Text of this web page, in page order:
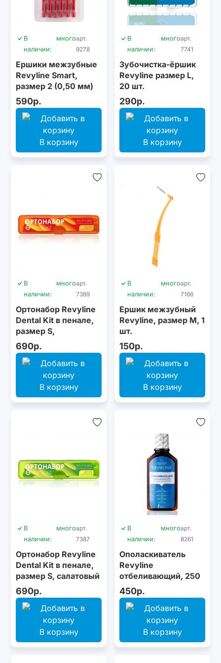
В
наличии:
многоарт.
9278
Ершики межзубные
Revyline Smart,
размер 2 (0,50 мм)
красные, 6 шт.
590р.
В корзину
В
наличии:
многоарт.
7741
Зубочистка-ёршик
Revyline размер L,
20 шт.
290р.
В корзину
В
наличии:
многоарт.
7389
Ортонабор Revyline
Dental Kit в пенале,
размер S,
оранжевый
690р.
В корзину
В
наличии:
многоарт.
7166
Ершик межзубный
Revyline, размер M, 1
шт.
150р.
В корзину
В
наличии:
многоарт.
7387
Ортонабор Revyline
Dental Kit в пенале,
размер S, салатовый
690р.
В корзину
В
наличии:
многоарт.
8261
Ополаскиватель
Revyline
отбеливающий, 250
мл
450р.
В корзину